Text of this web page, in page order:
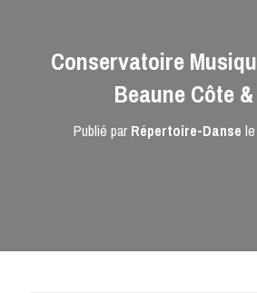
Conservatoire
Beaune Côte
Publié par Répertoire-Danse le